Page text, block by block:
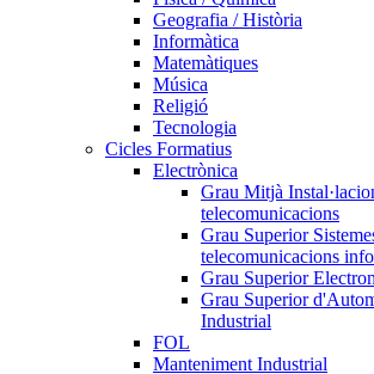
Geografia / Història
Informàtica
Matemàtiques
Música
Religió
Tecnologia
Cicles Formatius
Electrònica
Grau Mitjà
telecomunicacions
Grau Superior
telecomunicacions
Grau Superior
Grau Superior
Industrial
FOL
Manteniment Industrial